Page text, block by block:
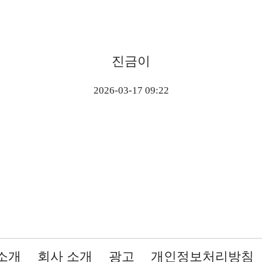
진금이
2026-03-17 09:22
개 회사 소개 광고 개인정보처리방침